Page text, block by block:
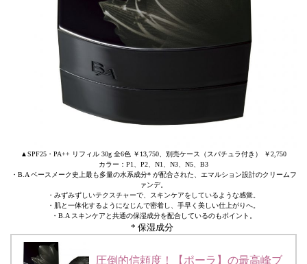
▲SPF25・PA++ リフィル 30g 全6色 ￥13,750、別売ケース（スパチュラ付き） ￥2,750
カラー：P1、P2、N1、N3、N5、B3
・B.A ベースメーク史上最も多量の水系成分* が配合された、エマルション設計のクリームフ
ァンデ。
・みずみずしいテクスチャーで、スキンケアをしているような感覚。
・肌と一体化するようになじんで密着し、手早く美しい仕上がりへ。
・B.A スキンケアと共通の保湿成分を配合しているのもポイント。
* 保湿成分
圧倒的信頼度！【ポーラ】の最高峰ブ